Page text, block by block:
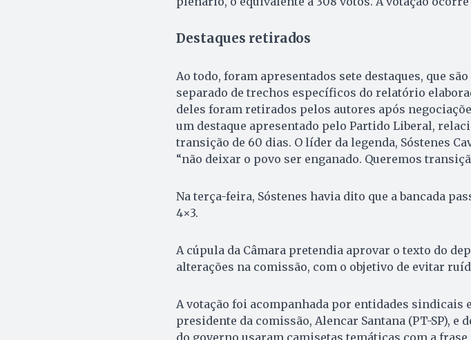
Destaques retirados
Ao todo, foram apresentados sete destaques, que
separado de trechos específicos do relatório
deles foram retirados pelos autores após
um destaque apresentado pelo Partido Liberal,
transição de 60 dias. O líder da legenda, Sóstenes
“não deixar o povo ser enganado. Queremos
Na terça-feira, Sóstenes havia dito que a bancada
4×3.
A cúpula da Câmara pretendia aprovar o texto do
alterações na comissão, com o objetivo de evitar
A votação foi acompanhada por entidades sindicais
presidente da comissão, Alencar Santana (PT-SP), e